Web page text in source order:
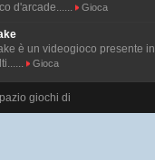
d'arcade......
Gioca
è un videogioco presente in
Gioca
giochi di